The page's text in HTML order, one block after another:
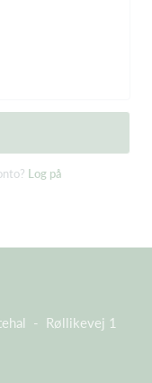
Log på
- Røllikevej 1